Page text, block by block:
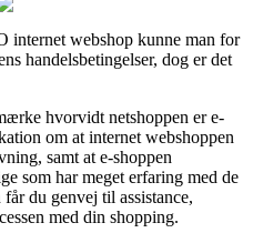
internet webshop kunne man for
handelsbetingelser, dog er det
hvorvidt netshoppen er e-
om at internet webshoppen
samt at e-shoppen
som har meget erfaring med de
du genvej til assistance,
med din shopping.